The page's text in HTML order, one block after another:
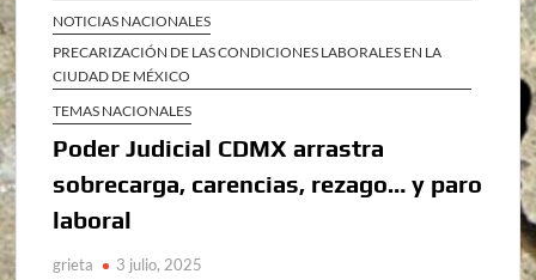
NOTICIAS NACIONALES
PRECARIZACIÓN DE LAS CONDICIONES LABORALES EN LA
CIUDAD DE MÉXICO
TEMAS NACIONALES
Poder Judicial CDMX arrastra
sobrecarga, carencias, rezago… y paro
laboral
grieta 3 julio, 2025